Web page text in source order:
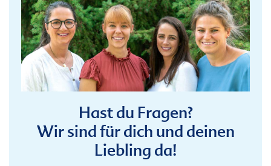
Hast du Fragen?
Wir sind für dich und deinen
Liebling da!